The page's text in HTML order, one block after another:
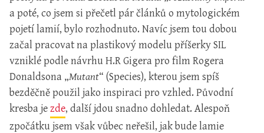
a poté, co jsem si přečetl pár článků o mytologickém
pojetí lamií, bylo rozhodnuto. Navíc jsem tou dobou
začal pracovat na plastikový modelu příšerky SIL
vzniklé podle návrhu H.R Gigera pro film Rogera
Donaldsona „Mutant“ (Species), kterou jsem spíš
bezděčně použil jako inspiraci pro vzhled. Původní
kresba jezde, další jdou snadno dohledat. Alespoň
zpočátku jsem však vůbec neřešil, jak bude lamie